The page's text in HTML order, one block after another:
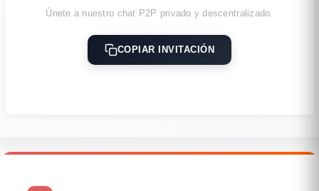
Únete a nuestro chat P2P privado y descentralizado.
COPIAR INVITACIÓN